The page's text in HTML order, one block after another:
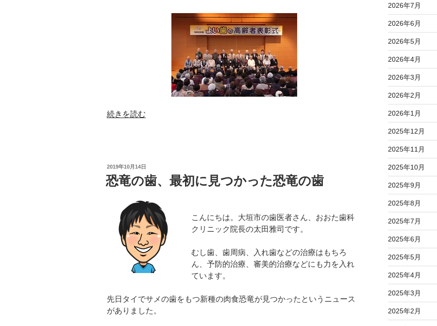
“8020
齢
式、
2019
続きを読む
投
稿
日:
2019年10月14日
恐竜の歯、最初に見つかった恐竜の歯
こんにちは。大垣市の歯医者さん、おおた歯科
クリニック院長の太田雅司です。
むし歯、歯周病、入れ歯などの治療はもちろ
ん、予防的治療、審美的治療などにも力を入れ
ています。
先日タイでサメの歯をもつ新種の肉食恐竜が見つかったというニュース
がありました。
2026年7月
2026年6月
2026年5月
2026年4月
2026年3月
2026年2月
2026年1月
2025年12月
2025年11月
2025年10月
2025年9月
2025年8月
2025年7月
2025年6月
2025年5月
2025年4月
2025年3月
2025年2月